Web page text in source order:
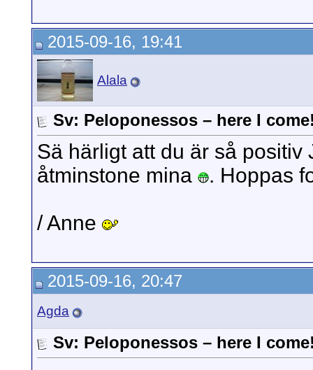
2015-09-16, 19:41
Alala
Sv: Peloponessos – here I
Sä härligt att du är så
åtminstone mina
. Hoppas
/ Anne
2015-09-16, 20:47
Agda
Sv: Peloponessos – here I